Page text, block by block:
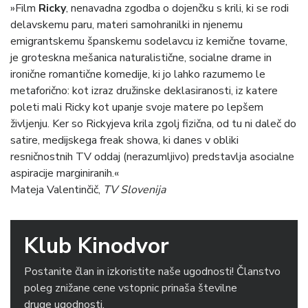
»Film Ricky, nenavadna zgodba o dojenčku s krili, ki se rodi
delavskemu paru, materi samohranilki in njenemu
emigrantskemu španskemu sodelavcu iz kemične tovarne,
je groteskna mešanica naturalistične, socialne drame in
ironične romantične komedije, ki jo lahko razumemo le
metaforično: kot izraz družinske deklasiranosti, iz katere
poleti mali Ricky kot upanje svoje matere po lepšem
življenju. Ker so Rickyjeva krila zgolj fizična, od tu ni daleč do
satire, medijskega freak showa, ki danes v obliki
resničnostnih TV oddaj (nerazumljivo) predstavlja asocialne
aspiracije marginiranih.«
Mateja Valentinčič, TV Slovenija
Klub Kinodvor
Postanite član in izkoristite naše ugodnosti! Članstvo
poleg znižane cene vstopnic prinaša številne
druge ugodnosti.